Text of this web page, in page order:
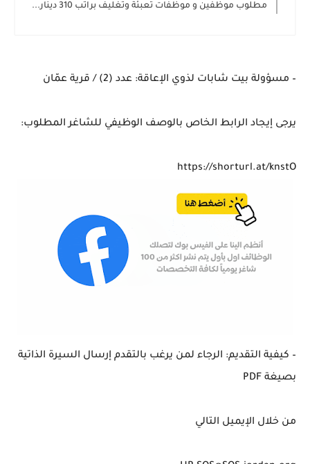
مطلوب موظفين و موظفات تعبئة وتغليف براتب 310 دينار...
– مسؤولة بيت شابات لذوي الإعاقة: عدد (2) / قرية عمّان
يرجى إيجاد الرابط الخاص بالوصف الوظيفي للشاغر المطلوب:
https://shorturl.at/knstO
– كيفية التقديم: الرجاء لمن يرغب بالتقدم إرسال السيرة الذاتية
بصيغة PDF
من خلال الإيميل التالي